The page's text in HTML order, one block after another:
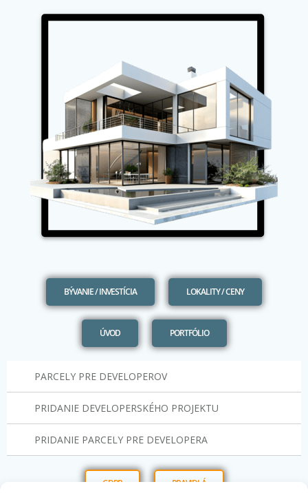
BÝVANIE / INVESTÍCIA LOKALITY / CENY
ÚVOD PORTFÓLIO
PARCELY PRE DEVELOPEROV
PRIDANIE DEVELOPERSKÉHO PROJEKTU
PRIDANIE PARCELY PRE DEVELOPERA
GDPR PRAVIDLÁ